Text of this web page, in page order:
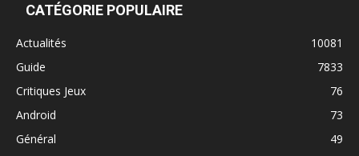
CATÉGORIE POPULAIRE
Actualités
10081
Guide
7833
Critiques Jeux
76
Android
73
Général
49